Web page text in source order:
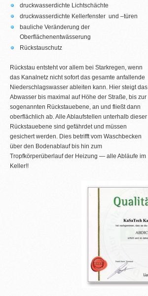
druckwasserdichte Lichtschächte
druckwasserdichte Kellerfenster und –türen
bauliche Veränderung der
Oberflächenentwässerung
Rückstauschutz
Rückstau entsteht vor allem bei Starkregen, wenn
das Kanalnetz nicht sofort das gesamte anfallende
Niederschlagswasser ableiten kann. Hier steigt das
Abwasser bis maximal auf Höhe der Straße, bis zur
sogenannten Rückstauebene, an und fließt dann
oberflächlich ab. Alle Ablaufstellen unterhalb dieser
Rückstauebene sind gefährdet und müssen
gesichert werden. Dies betrifft vom Waschbecken
über den Bodenablauf bis hin zum
Tropfkörperüberlauf der Heizung — alle Abläufe im
Keller!!